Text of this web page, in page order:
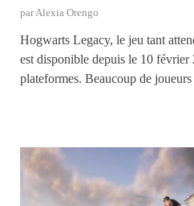
parAlexia Orengo
Hogwarts Legacy, le jeu tant
est disponible depuis le 10
plateformes. Beaucoup de